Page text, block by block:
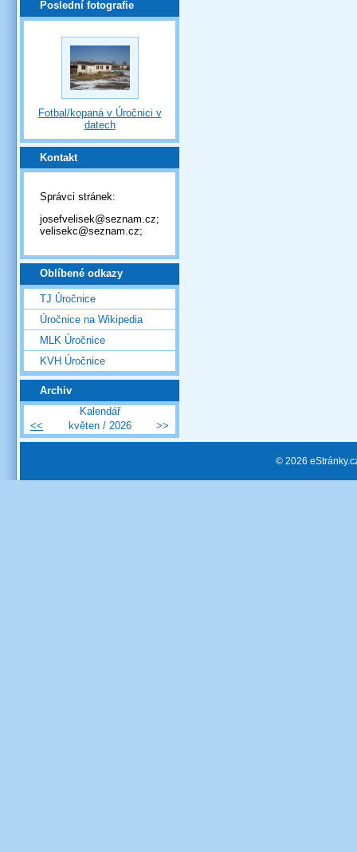
Poslední fotografie
Fotbal/kopaná v Úročnici v
datech
Kontakt
Správci stránek:
josefvelisek@seznam.cz;
velisekc@seznam.cz;
Oblíbené odkazy
TJ Úročnice
Úročnice na Wikipedia
MLK Úročnice
KVH Úročnice
Archiv
Kalendář
<<
květen / 2026 >>
© 2026